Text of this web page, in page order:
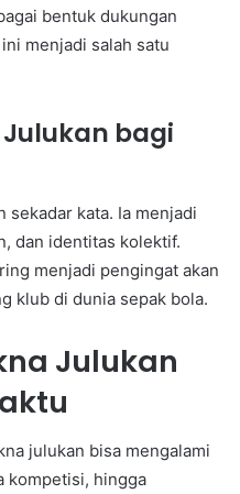
bentuk dukungan
menjadi salah satu
bagi
sekadar kata. Ia menjadi
dan identitas kolektif.
menjadi pengingat akan
klub di dunia sepak bola.
Julukan
julukan bisa mengalami
kompetisi, hingga